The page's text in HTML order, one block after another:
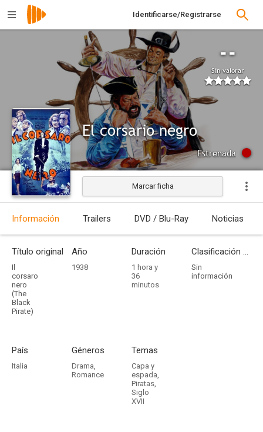
Identificarse/Registrarse
--
Sin valorar
El corsario negro
Estrenada
Marcar ficha
Información Trailers DVD / Blu-Ray Noticias
Título original
Il
corsaro
nero
(The
Black
Pirate)
Año
1938
Duración
1 hora y
36
minutos
Clasificación por edades
Sin
información
País
Italia
Géneros
Drama,
Romance
Temas
Capa y
espada,
Piratas,
Siglo
XVII